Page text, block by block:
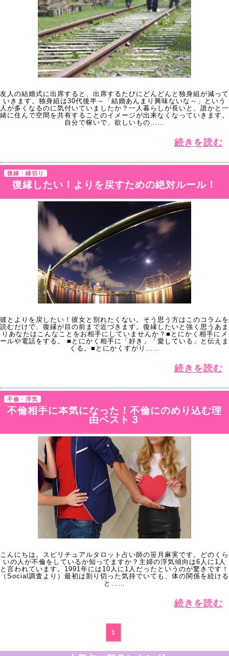
友人の結婚式に出席すると、出席するたびにどんどんと独身組が減って
いきます。独身組は30代後半～「結婚あんまり興味ないな～」という
人が多くなるのに気付いていましたか？一人暮らしが長いと、誰かと一
緒に住んで空間を共有することのイメージが出来なくなっていきます。
自分で稼いで、欲しいもの……
続きを読む
復縁・縁切り
復縁したい！よりを戻すための絶対ルール！
彼とよりを戻したい！彼女と別れたくない。そう思う方はこのコラムを
読むだけで、復縁が目の前まで近づきます。復縁したいと強く思うあま
りあなたはこんなことをお相手にしていませんか？■とにかく相手にメ
ールや電話をする。 ■とにかく相手に「好き」「愛している」と伝えま
くる。■とにかくすがり……
続きを読む
不倫・浮気
不倫相手に本気になった！不倫にのめり込む理
由ベスト３
こんにちは。スピリチュアルタロット占い師の笹月麻実です。どのくら
いの人が不倫をしているか知ってますか？主婦の浮気傾向は6人に1人
と言われています。1991年には10人に1人だったというのが驚きです！
（Social調査より）最初は割り切った気持でいても、体の関係を続ける
と……
続きを読む
1